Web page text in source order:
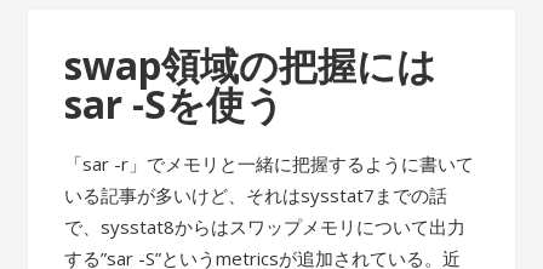
swap領域の把握には
sar -Sを使う
「sar -r」でメモリと一緒に把握するように書いて
いる記事が多いけど、それはsysstat7までの話
で、sysstat8からはスワップメモリについて出力
する”sar -S”というmetricsが追加されている。近